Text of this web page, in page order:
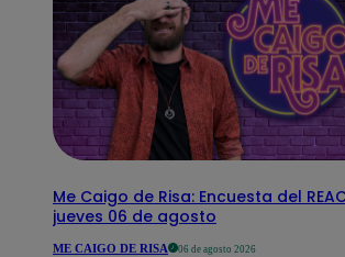
Me Caigo de Risa: Encuesta del
jueves 06 de agosto
ME CAIGO DE RISA 06 de agosto 2026